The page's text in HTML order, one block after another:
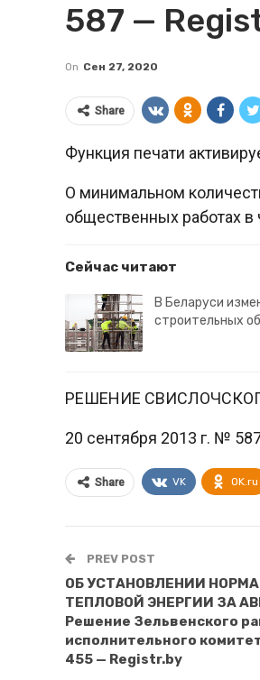
587 —
On Сен 27, 2020
Share
Функция печати
О минимальном
общественных работах в
Сейчас читают
В Беларуси
строительных
РЕШЕНИЕ
20 сентября 2013 г. №
Share VK OK.ru
PREV POST
ОБ УСТАНОВЛЕНИИ
ТЕПЛОВОЙ ЭНЕРГИИ ЗА
Решение Зельвенского
исполнительного
455 — Registr.by